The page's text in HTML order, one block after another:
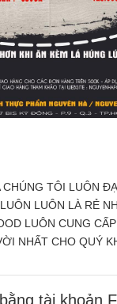
TÔI LUÔN
LUÔN LÀ RẺ
LUÔN CUNG
NHẤT CHO QUÝ
tài khoản